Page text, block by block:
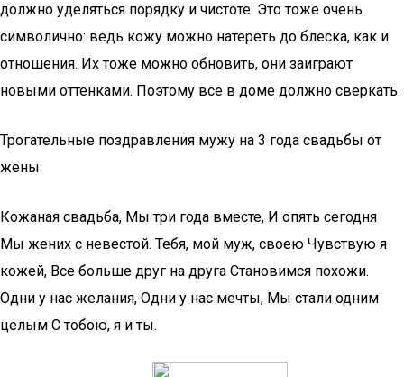
должно уделяться порядку и чистоте. Это тоже очень
символично: ведь кожу можно натереть до блеска, как и
отношения. Их тоже можно обновить, они заиграют
новыми оттенками. Поэтому все в доме должно сверкать.
Трогательные поздравления мужу на 3 года свадьбы от
жены
Кожаная свадьба, Мы три года вместе, И опять сегодня
Мы жених с невестой. Тебя, мой муж, своею Чувствую я
кожей, Все больше друг на друга Становимся похожи.
Одни у нас желания, Одни у нас мечты, Мы стали одним
целым С тобою, я и ты.